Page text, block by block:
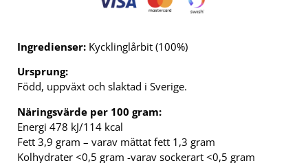
Ingredienser: Kycklinglårbit (100%)
Ursprung:
Född, uppväxt och slaktad i Sverige.
Näringsvärde per 100 gram:
Energi 478 kJ/114 kcal
Fett 3,9 gram – varav mättat fett 1,3 gram
Kolhydrater <0,5 gram -varav sockerart <0,5 gram